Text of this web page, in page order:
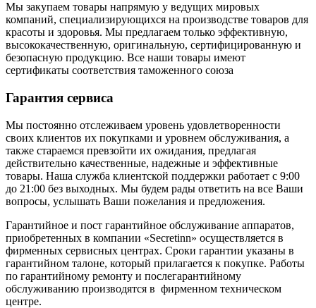
Мы закупаем товары напрямую у ведущих мировых
компаний, специализирующихся на производстве товаров для
красоты и здоровья. Мы предлагаем только эффективную,
высококачественную, оригинальную, сертифицированную и
безопасную продукцию. Все наши товары имеют
сертификаты соответствия таможенного союза
Гарантия сервиса
Мы постоянно отслеживаем уровень удовлетворенности
своих клиентов их покупками и уровнем обслуживания, а
также стараемся превзойти их ожидания, предлагая
действительно качественные, надежные и эффективные
товары. Наша служба клиентской поддержки работает с 9:00
до 21:00 без выходных. Мы будем рады ответить на все Ваши
вопросы, услышать Ваши пожелания и предложения.
Гарантийное и пост гарантийное обслуживание аппаратов,
приобретенных в компании «Secretinn» осуществляется в
фирменных сервисных центрах. Сроки гарантии указаны в
гарантийном талоне, который прилагается к покупке. Работы
по гарантийному ремонту и послегарантийному
обслуживанию производятся в фирменном техническом
центре.